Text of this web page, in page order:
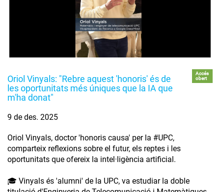
Oriol Vinyals: "Rebre aquest 'honoris' és de
les oportunitats més úniques que la IA que
m'ha donat"
Accés
obert
9 de des. 2025
Oriol Vinyals, doctor 'honoris causa' per la #UPC,
comparteix reflexions sobre el futur, els reptes i les
oportunitats que ofereix la intel·ligència artificial.
🎓 Vinyals és 'alumni' de la UPC, va estudiar la doble